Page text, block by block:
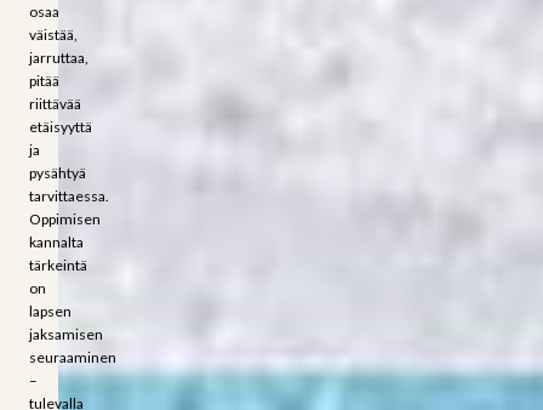
osaa
väistää,
jarruttaa,
pitää
riittävää
etäisyyttä
ja
pysähtyä
tarvittaessa.
Oppimisen
kannalta
tärkeintä
on
lapsen
jaksamisen
seuraaminen
–
tulevalla